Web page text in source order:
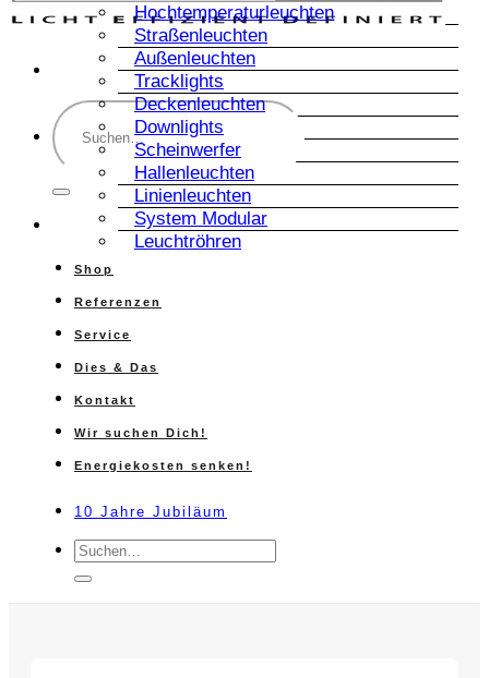
Suche
nach:
Hochtemperaturleuchten
Straßenleuchten
Außenleuchten
Tracklights
Deckenleuchten
Downlights
Scheinwerfer
Hallenleuchten
Linienleuchten
System Modular
Leuchtröhren
Shop
Referenzen
Service
Dies & Das
Kontakt
Wir suchen Dich!
Energiekosten senken!
10 Jahre Jubiläum
Suche
nach: